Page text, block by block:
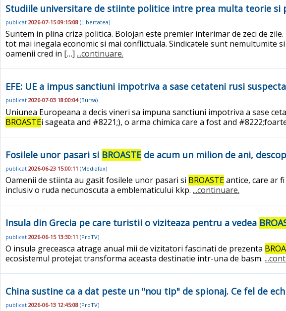
Studiile universitare de stiinte politice intre prea multa teorie si
publicat 2026-07-15 09:15:08 (Libertatea)
Suntem in plina criza politica. Bolojan este premier interimar de zeci de
tot mai inegala economic si mai conflictuala. Sindicatele sunt
oamenii cred in […] ...continuare.
EFE: UE a impus sanctiuni impotriva a sase cetateni rusi
publicat 2026-07-03 18:00:04(Bursa)
Uniunea Europeana a decis vineri sa impuna sanctiuni impotriva a sase
BROASTEi sageata and #8221;), o arma chimica care a fost and
Fosilele unor pasari si BROASTE de acum un milion de ani,
publicat 2026-06-23 15:00:11 (Mediafax)
Oamenii de stiinta au gasit fosilele unor pasari si BROASTEantice, care ar
inclusiv o ruda necunoscuta a emblematicului kkp. ...continuare.
Insula din Grecia pe care turistii o viziteaza pentru a vedea
publicat 2026-06-15 13:30:11 (ProTV)
O insula greceasca atrage anual mii de vizitatori fascinati de prezenta
ecosistemul protejat transforma aceasta destinatie intr-una de basm.
China sustine ca a dat peste un "nou tip" de spionaj. Ce fel de
publicat 2026-06-13 12:45:08 (ProTV)